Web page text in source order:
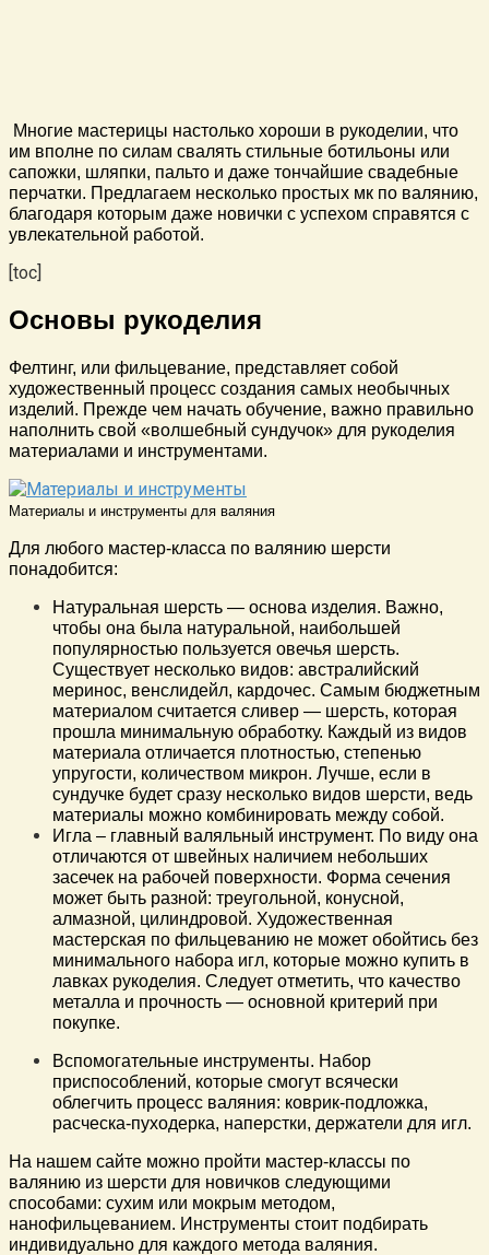
Многие мастерицы настолько хороши в рукоделии, что
им вполне по силам свалять стильные ботильоны или
сапожки, шляпки, пальто и даже тончайшие свадебные
перчатки. Предлагаем несколько простых мк по валянию,
благодаря которым даже новички с успехом справятся с
увлекательной работой.
[toc]
Основы рукоделия
Фелтинг, или фильцевание, представляет собой
художественный процесс создания самых необычных
изделий. Прежде чем начать обучение, важно правильно
наполнить свой «волшебный сундучок» для рукоделия
материалами и инструментами.
Материалы и инструменты для валяния
Для любого мастер-класса по валянию шерсти
понадобится:
Натуральная шерсть — основа изделия. Важно,
чтобы она была натуральной, наибольшей
популярностью пользуется овечья шерсть.
Существует несколько видов: австралийский
меринос, венслидейл, кардочес. Самым бюджетным
материалом считается сливер — шерсть, которая
прошла минимальную обработку. Каждый из видов
материала отличается плотностью, степенью
упругости, количеством микрон. Лучше, если в
сундучке будет сразу несколько видов шерсти, ведь
материалы можно комбинировать между собой.
Игла – главный валяльный инструмент. По виду она
отличаются от швейных наличием небольших
засечек на рабочей поверхности. Форма сечения
может быть разной: треугольной, конусной,
алмазной, цилиндровой. Художественная
мастерская по фильцеванию не может обойтись без
минимального набора игл, которые можно купить в
лавках рукоделия. Следует отметить, что качество
металла и прочность — основной критерий при
покупке.
Вспомогательные инструменты. Набор
приспособлений, которые смогут всячески
облегчить процесс валяния: коврик-подложка,
расческа-пуходерка, наперстки, держатели для игл.
На нашем сайте можно пройти мастер-классы по
валянию из шерсти для новичков следующими
способами: сухим или мокрым методом,
нанофильцеванием. Инструменты стоит подбирать
индивидуально для каждого метода валяния.